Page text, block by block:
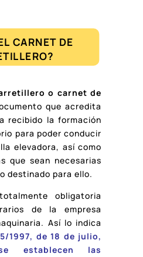
CARNET DE
o carnet de
que acredita
recibido la formación
para poder conducir
elevadora, así como
que sean necesarias
destinado para ello.
obligatoria
de la empresa
Así lo indica
1997, de 18 de julio,
establecen las